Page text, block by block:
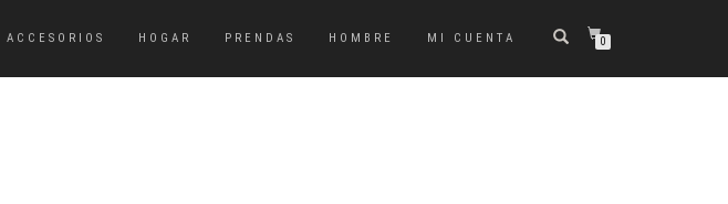
ACCESORIOS HOGAR PRENDAS HOMBRE MI CUENTA 0